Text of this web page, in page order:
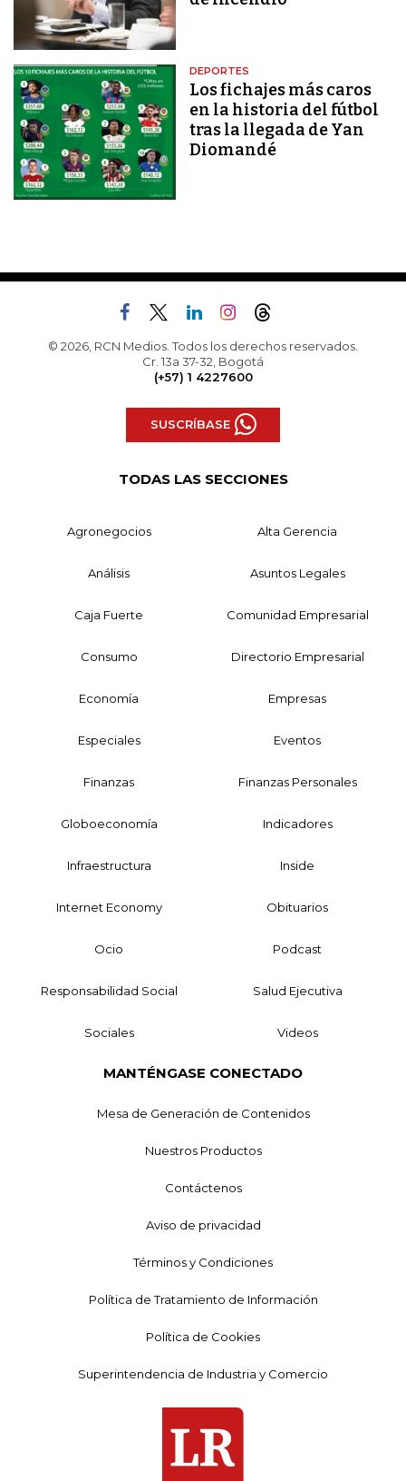
DEPORTES
Los fichajes más caros
en la historia del fútbol
tras la llegada de Yan
Diomandé
© 2026, RCN Medios. Todos los derechos reservados.
Cr. 13a 37-32, Bogotá
(+57) 1 4227600
SUSCRÍBASE
TODAS LAS SECCIONES
Agronegocios Alta Gerencia
Análisis Asuntos Legales
Caja Fuerte Comunidad Empresarial
Consumo Directorio Empresarial
Economía Empresas
Especiales Eventos
Finanzas Finanzas Personales
Globoeconomía Indicadores
Infraestructura Inside
Internet Economy Obituarios
Ocio Podcast
Responsabilidad Social Salud Ejecutiva
Sociales Videos
MANTÉNGASE CONECTADO
Mesa de Generación de Contenidos
Nuestros Productos
Contáctenos
Aviso de privacidad
Términos y Condiciones
Política de Tratamiento de Información
Política de Cookies
Superintendencia de Industria y Comercio